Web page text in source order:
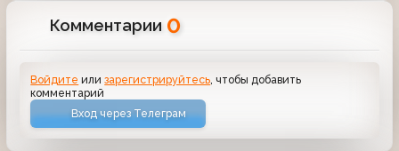
Комментарии 0
Войдите илизарегистрируйтесь , чтобы добавить
комментарий
Вход через Телеграм